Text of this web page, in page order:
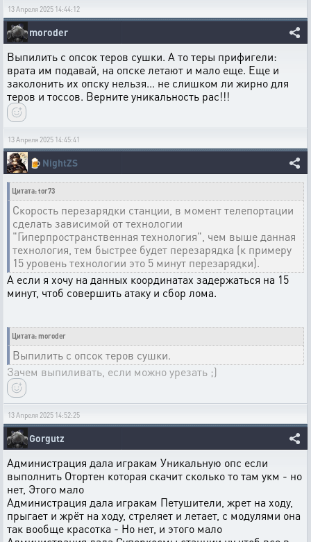
13 Апреля 2025 14:44:12
moroder
Выпилить с опсок теров сушки. А то теры прифигели:
врата им подавай, на опске летают и мало еще. Еще и
заколонить их опску нельзя... не слишком ли жирно для
теров и тоссов. Верните уникальность рас!!!
13 Апреля 2025 14:45:41
🍺 NightZS
Цитата: tor73
Скорость перезарядки станции, в момент телепортации
сделать зависимой от технологии
"Гиперпространственная технология", чем выше данная
технология, тем быстрее будет перезарядка (к примеру
15 уровень технологии это 5 минут перезарядки).
А если я хочу на данных координатах задержаться на 15
минут, чтоб совершить атаку и сбор лома.
Цитата: moroder
Выпилить с опсок теров сушки.
Зачем выпиливать, если можно урезать ;)
13 Апреля 2025 14:52:25
Gorgutz
Администрация дала игракам Уникальную опс если
выполнить Отортен которая скачит сколько то там укм - но
нет, Этого мало
Администрация дала игракам Петушители, жрет на ходу,
прыгает и жрёт на ходу, стреляет и летает, с модулями она
так вообще красотка - Но нет, и этого мало